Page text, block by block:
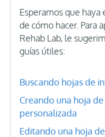
Esperamos que
de cómo hacer. Para
Rehab Lab, le
guías útiles:
Buscando hojas de
Creando una hoja
personalizada
Editando una hoja